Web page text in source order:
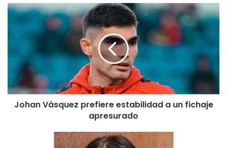
Johan Vásquez prefiere estabilidad a un fichaje
apresurado